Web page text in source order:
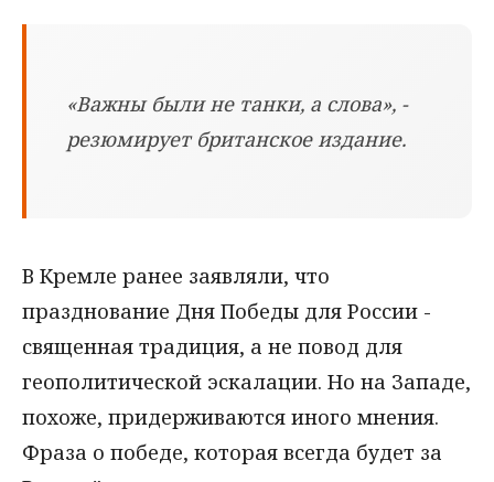
«Важны были не танки, а слова», -
резюмирует британское издание.
В Кремле ранее заявляли, что
празднование Дня Победы для России -
священная традиция, а не повод для
геополитической эскалации. Но на Западе,
похоже, придерживаются иного мнения.
Фраза о победе, которая всегда будет за